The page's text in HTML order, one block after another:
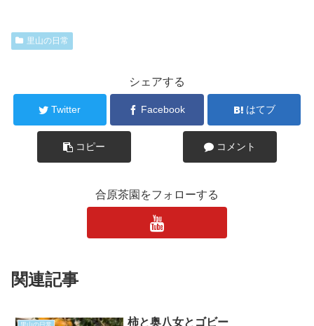
里山の日常
シェアする
Twitter Facebook はてブ
コピー コメント
合原茶園をフォローする
関連記事
里山の日常 柿と奥八女とゴビー